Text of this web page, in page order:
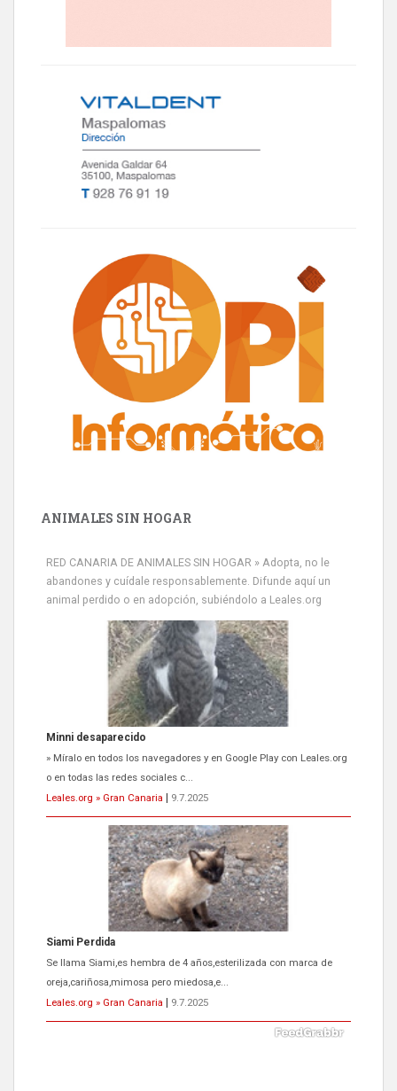
ANIMALES SIN HOGAR
RED CANARIA DE ANIMALES SIN HOGAR » Adopta, no le
abandones y cuídale responsablemente. Difunde aquí un
animal perdido o en adopción, subiéndolo a Leales.org
Minni desaparecido
» Míralo en todos los navegadores y en Google Play con Leales.org
o en todas las redes sociales c...
Leales.org » Gran Canaria | 9.7.2025
Siami Perdida
Se llama Siami,es hembra de 4 años,esterilizada con marca de
oreja,cariñosa,mimosa pero miedosa,e...
Leales.org » Gran Canaria | 9.7.2025